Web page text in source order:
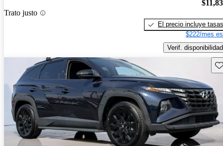
Trato justo
El precio incluye tasas
$222/mes
Verif. disponibilidad